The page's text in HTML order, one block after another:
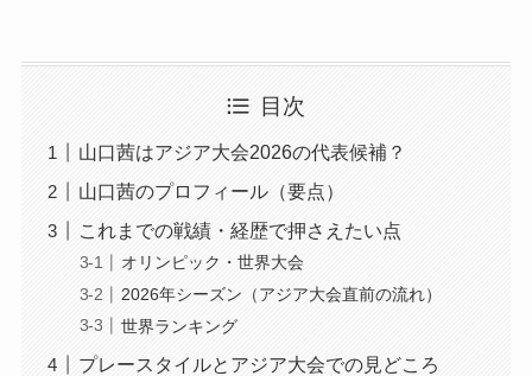
目次
山口茜はアジア大会2026の代表候補？
山口茜のプロフィール（要点）
これまでの戦績・経歴で押さえたい点
オリンピック・世界大会
2026年シーズン（アジア大会直前の流れ）
世界ランキング
プレースタイルとアジア大会での見どころ